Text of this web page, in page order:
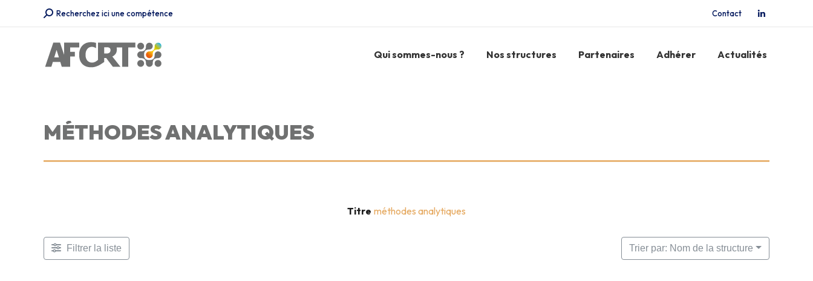
Recherche
Recherchez ici une compétence Contact
LinkedIn
Qui sommes-nous ? Nos structures Partenaires Adhérer Actualités
MÉTHODES ANALYTIQUES
Titre méthodes analytiques
Filtrer la liste Trier par: Nom de la structure